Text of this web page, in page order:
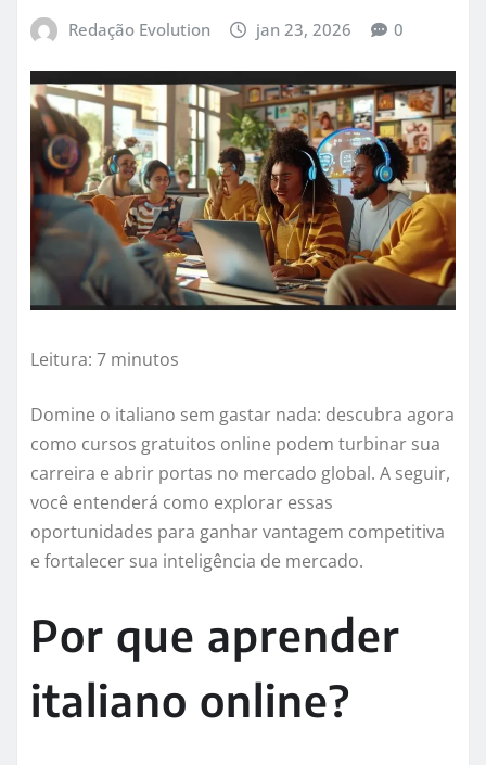
Redação Evolution jan 23, 2026 0
Leitura: 7 minutos
Domine o italiano sem gastar nada: descubra agora
como cursos gratuitos online podem turbinar sua
carreira e abrir portas no mercado global. A seguir,
você entenderá como explorar essas
oportunidades para ganhar vantagem competitiva
e fortalecer sua inteligência de mercado.
Por que aprender
italiano online?